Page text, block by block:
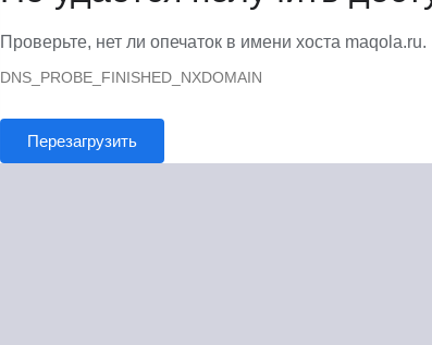
Проверьте, нет ли опечаток в имени хоста maqola.ru.
DNS_PROBE_FINISHED_NXDOMAIN
Перезагрузить